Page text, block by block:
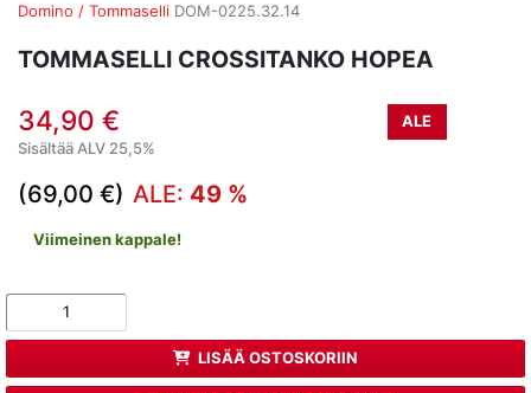
Domino / Tommaselli DOM-0225.32.14
TOMMASELLI CROSSITANKO HOPEA
34,90 €
ALE
Sisältää ALV 25,5%
(69,00 €) ALE: 49 %
Viimeinen kappale!
LISÄÄ OSTOSKORIIN